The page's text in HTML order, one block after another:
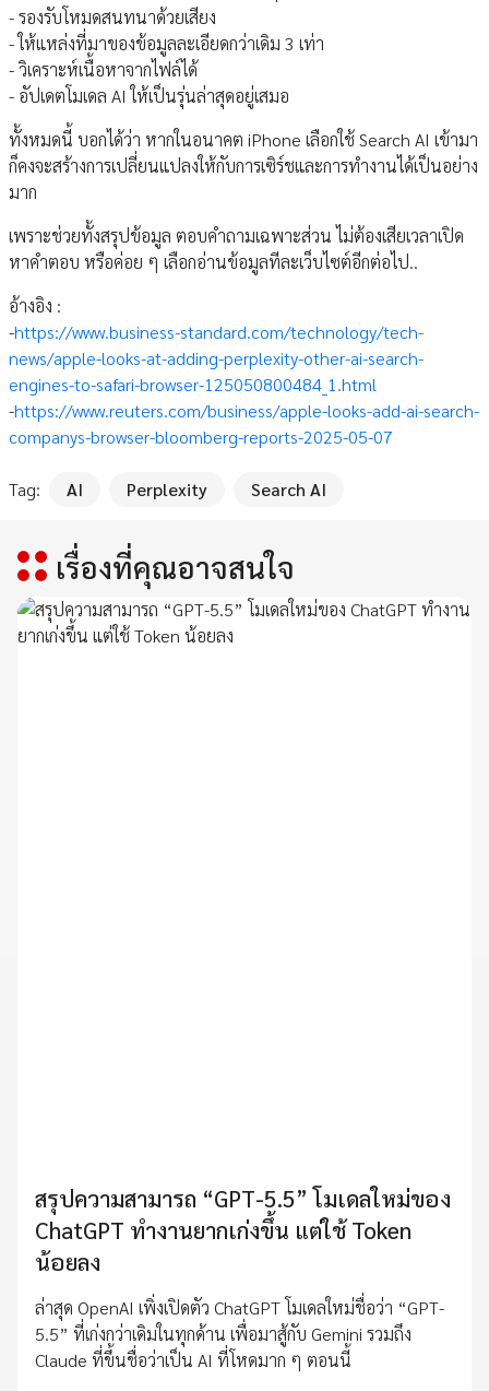
- รองรับโหมดสนทนาด้วยเสียง
- ให้แหล่งที่มาของข้อมูลละเอียดกว่าเดิม 3 เท่า
- วิเคราะห์เนื้อหาจากไฟล์ได้
- อัปเดตโมเดล AI ให้เป็นรุ่นล่าสุดอยู่เสมอ
ทั้งหมดนี้ บอกได้ว่า หากในอนาคต iPhone เลือกใช้ Search AI เข้ามา
ก็คงจะสร้างการเปลี่ยนแปลงให้กับการเซิร์ชและการทำงานได้เป็นอย่าง
มาก
เพราะช่วยทั้งสรุปข้อมูล ตอบคำถามเฉพาะส่วน ไม่ต้องเสียเวลาเปิด
หาคำตอบ หรือค่อย ๆ เลือกอ่านข้อมูลทีละเว็บไซต์อีกต่อไป..
อ้างอิง :
-https://www.business-standard.com/technology/tech-
news/apple-looks-at-adding-perplexity-other-ai-search-
engines-to-safari-browser-125050800484_1.html
-https://www.reuters.com/business/apple-looks-add-ai-search-
companys-browser-bloomberg-reports-2025-05-07
Tag: AI Perplexity Search AI
เรื่องที่คุณอาจสนใจ
สรุปความสามารถ “GPT-5.5” โมเดลใหม่ของ
ChatGPT ทำงานยากเก่งขึ้น แต่ใช้ Token
น้อยลง
ล่าสุด OpenAI เพิ่งเปิดตัว ChatGPT โมเดลใหม่ชื่อว่า “GPT-
5.5” ที่เก่งกว่าเดิมในทุกด้าน เพื่อมาสู้กับ Gemini รวมถึง
Claude ที่ขึ้นชื่อว่าเป็น AI ที่โหดมาก ๆ ตอนนี้